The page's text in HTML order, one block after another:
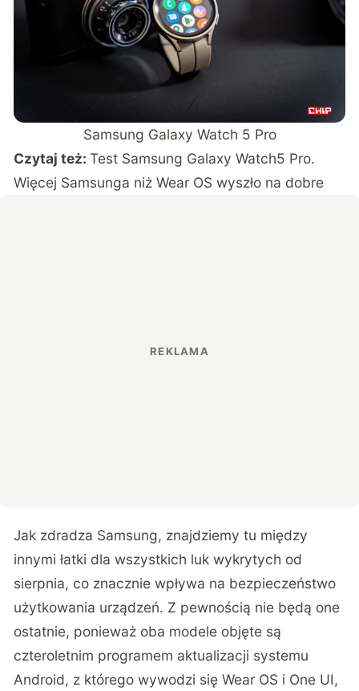
Samsung Galaxy Watch 5 Pro
Czytaj też:Test Samsung Galaxy Watch5 Pro.
Więcej Samsunga niż Wear OS wyszło na dobre
Jak zdradza Samsung, znajdziemy tu między
innymi łatki dla wszystkich luk wykrytych od
sierpnia, co znacznie wpływa na bezpieczeństwo
użytkowania urządzeń. Z pewnością nie będą one
ostatnie, ponieważ oba modele objęte są
czteroletnim programem aktualizacji systemu
Android, z którego wywodzi się Wear OS i One UI,